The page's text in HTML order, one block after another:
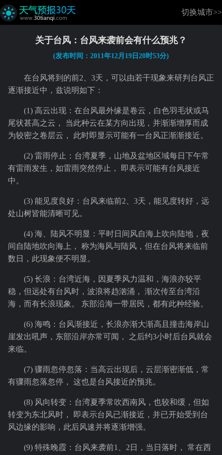
切换城市>>
关于台风：台风来袭前会有什么预兆？
(发布时间：2011年12月19日20时53分)
在台风将到的前2、3天，可以由若干现象来研判台风正
逐渐接近中，兹说明如下：
(1) 高云出现：在台风最外缘是卷云，白色羽毛状或马
尾状甚高之云， 当此种云在某方向出现，并渐渐增厚而成
为较密之卷层云， 此时即显示可能有一台风正渐渐接近。
(2) 雷雨停止：台湾夏季，山地及盆地区域每日下午常
有雷雨发生，如雷雨突然停止， 即表示可能有台风接近
中。
(3) 能见度良好：台风来临前2、3天，能见度转好，远
处山树皆能清晰可见。
(4) 海、陆风不明显：平时日间风自海上吹向陆地，夜
间自陆地吹向海上， 称为海风与陆风，但在台风将来临前
数日，此现象便不明显。
(5) 长浪：台湾近海，因夏季风力温和，海浪亦较平
稳，但远处有台风时，波浪将趋汹涌， 渐次传至台湾沿
海，而有长浪现象。 东部沿海一带居民，都有此种经验。
(6) 海鸣：台风渐接近，长浪亦渐大渐高且撞击海岸山
崖发出吼声，东部沿岸亦常可闻， 之后约3小时后台风就会
来临。
(7) 骤雨忽停忽落：当高云出现后，云层渐密渐低，常
有骤雨忽落忽停， 这也是台风接近的预兆。
(8) 风向转变：台湾夏季常吹西南风，也较和缓，但如
转变为东北风时， 即表示台风已渐接近，并已开始受到台
风边缘的影响，此后风速并将逐渐增强。
(9) 特殊晚霞：台风来袭前1、2日，当日落时， 常在西